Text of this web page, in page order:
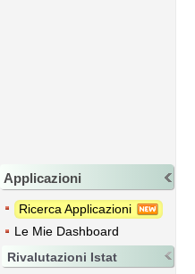
Applicazioni
Ricerca Applicazioni
Le Mie Dashboard
Rivalutazioni Istat